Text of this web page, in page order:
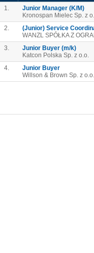
1.
Junior Manager (K/M)
Kronospan Mielec Sp. z
2.
(Junior) Service
WANZL SPÓŁKA Z
3.
Junior Buyer (m/k)
Katcon Polska Sp. z o.o.
4.
Junior Buyer
Willson & Brown Sp. z o.o.